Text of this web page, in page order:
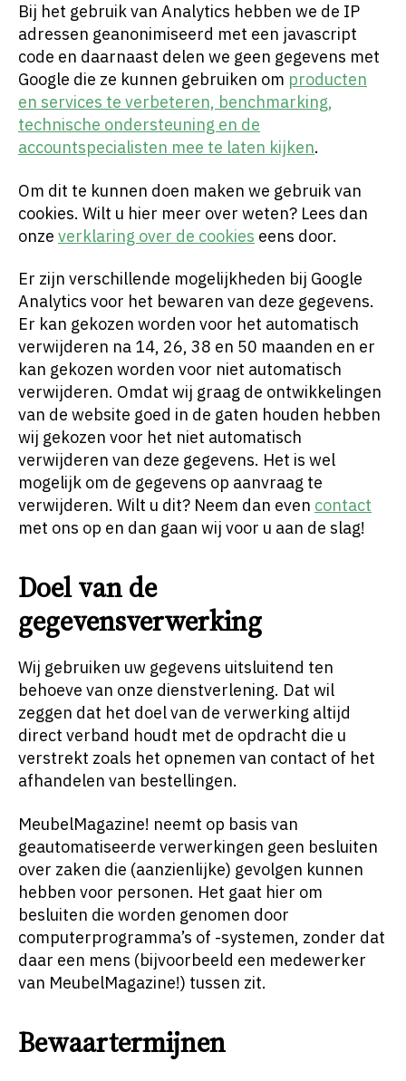
Bij het gebruik van Analytics hebben we de IP
adressen geanonimiseerd met een javascript
code en daarnaast delen we geen gegevens met
Google die ze kunnen gebruiken om producten
en services te verbeteren, benchmarking,
technische ondersteuning en de
accountspecialisten mee te laten kijken.
Om dit te kunnen doen maken we gebruik van
cookies. Wilt u hier meer over weten? Lees dan
onze verklaring over de cookies eens door.
Er zijn verschillende mogelijkheden bij Google
Analytics voor het bewaren van deze gegevens.
Er kan gekozen worden voor het automatisch
verwijderen na 14, 26, 38 en 50 maanden en er
kan gekozen worden voor niet automatisch
verwijderen. Omdat wij graag de ontwikkelingen
van de website goed in de gaten houden hebben
wij gekozen voor het niet automatisch
verwijderen van deze gegevens. Het is wel
mogelijk om de gegevens op aanvraag te
verwijderen. Wilt u dit? Neem dan even contact
met ons op en dan gaan wij voor u aan de slag!
Doel van de
gegevensverwerking
Wij gebruiken uw gegevens uitsluitend ten
behoeve van onze dienstverlening. Dat wil
zeggen dat het doel van de verwerking altijd
direct verband houdt met de opdracht die u
verstrekt zoals het opnemen van contact of het
afhandelen van bestellingen.
MeubelMagazine! neemt op basis van
geautomatiseerde verwerkingen geen besluiten
over zaken die (aanzienlijke) gevolgen kunnen
hebben voor personen. Het gaat hier om
besluiten die worden genomen door
computerprogramma’s of -systemen, zonder dat
daar een mens (bijvoorbeeld een medewerker
van MeubelMagazine!) tussen zit.
Bewaartermijnen